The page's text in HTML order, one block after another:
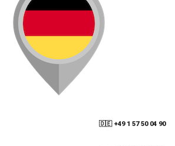
🇩🇪 +49 1 57 50 04 90